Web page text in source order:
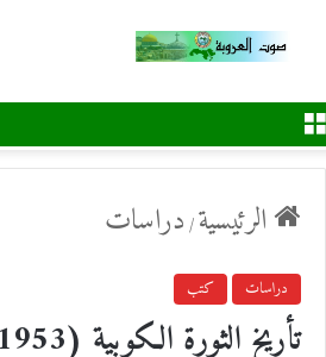
الرئيسية/ دراسات
دراسات كتب